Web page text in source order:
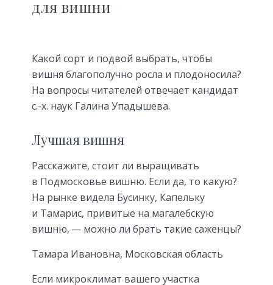
для вишни
Какой сорт и подвой выбрать, чтобы
вишня благополучно росла и плодоносила?
На вопросы читателей отвечает кандидат
с.-х. наук Галина Упадышева.
Лучшая вишня
Расскажите, стоит ли выращивать
в Подмосковье вишню. Если да, то какую?
На рынке видела Бусинку, Капельку
и Тамарис, привитые на магалебскую
вишню, — можно ли брать такие саженцы?
Тамара Ивановна, Московская область
Если микроклимат вашего участка